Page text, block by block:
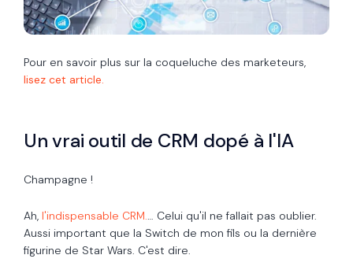
Pour en savoir plus sur la coqueluche des marketeurs,
lisez cet article.
Un vrai outil de CRM dopé à l'IA
Champagne !
Ah, l'indispensable CRM.… Celui qu'il ne fallait pas oublier.
Aussi important que la Switch de mon fils ou la dernière
figurine de Star Wars. C'est dire.